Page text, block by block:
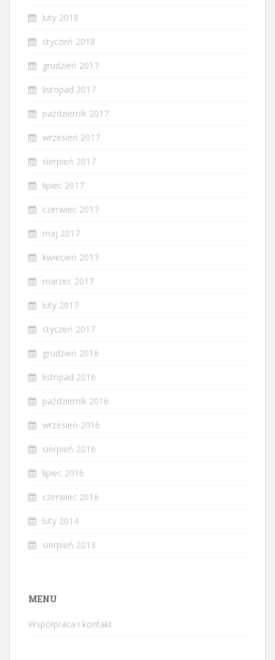
luty 2018
styczeń 2018
grudzień 2017
listopad 2017
październik 2017
wrzesień 2017
sierpień 2017
lipiec 2017
czerwiec 2017
maj 2017
kwiecień 2017
marzec 2017
luty 2017
styczeń 2017
grudzień 2016
listopad 2016
październik 2016
wrzesień 2016
sierpień 2016
lipiec 2016
czerwiec 2016
luty 2014
sierpień 2013
MENU
Współpraca i kontakt